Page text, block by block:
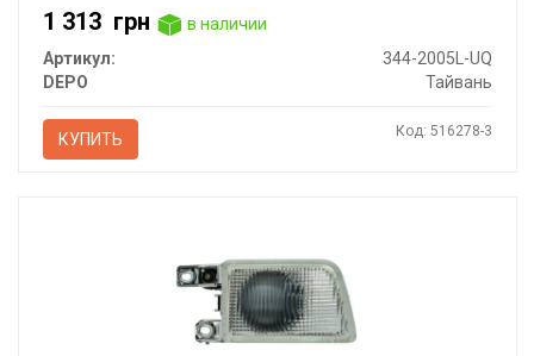
1 313 грн
в наличии
Артикул:
344-2005L-UQ
DEPO
Тайвань
КУПИТЬ Код: 516278-3